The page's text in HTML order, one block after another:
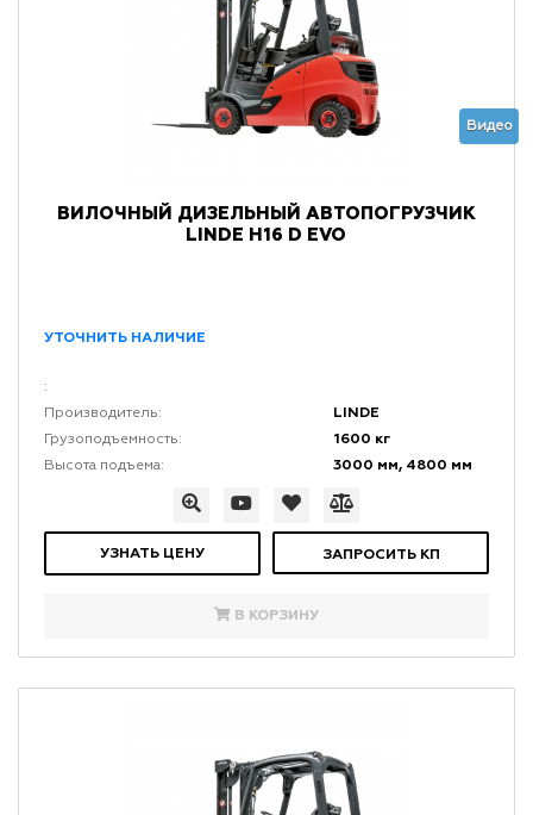
Видео
ВИЛОЧНЫЙ ДИЗЕЛЬНЫЙ АВТОПОГРУЗЧИК
LINDE H16 D EVO
УТОЧНИТЬ НАЛИЧИЕ
:
Производитель:
LINDE
Грузоподъемность: 1600 кг
Высота подъема: 3000 мм, 4800 мм
УЗНАТЬ ЦЕНУ ЗАПРОСИТЬ КП
В КОРЗИНУ